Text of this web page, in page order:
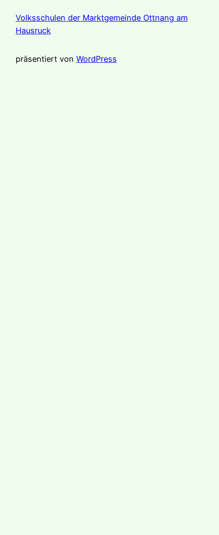
Volksschulen der Marktgemeinde Ottnang am
Hausruck
präsentiert von WordPress